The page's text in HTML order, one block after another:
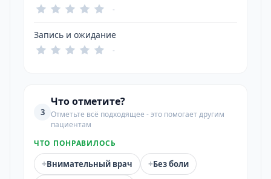
-
Запись и ожидание
-
3
Что отметите?
Отметьте всё подходящее - это помогает другим
пациентам
ЧТО ПОНРАВИЛОСЬ
+Внимательный врач +Без боли